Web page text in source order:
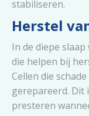
stabiliseren.
Herstel
In de diepe
die helpen bij
Cellen die
gerepareerd. Dit
presteren